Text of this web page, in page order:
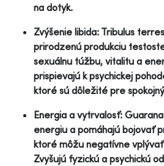
na dotyk.
Zvýšenie libida: Tribulus
prirodzenú produkciu
sexuálnu túžbu, vitalitu a
prispievajú k psychickej
ktoré sú dôležité pre
Energia a vytrvalosť:
energiu a pomáhajú bojovať
ktoré môžu negatívne
Zvyšujú fyzickú a psychickú